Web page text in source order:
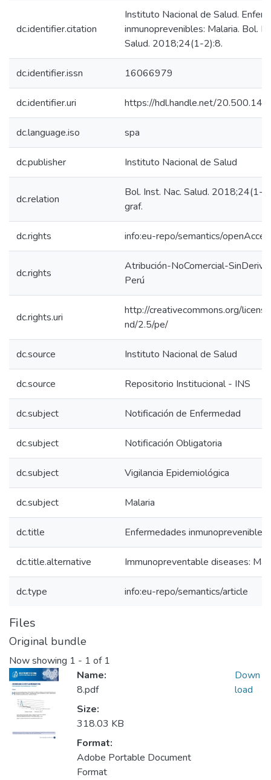
dc.identifier.citation
Instituto Nacional de Salud.
inmunoprevenibles: Malaria. Bol.
Salud. 2018;24(1-2):8.
dc.identifier.issn 16066979
dc.identifier.uri https://hdl.handle.net/
dc.language.iso spa
dc.publisher Instituto Nacional de Salud
dc.relation
Bol. Inst. Nac. Salud. 2018;24(1-
graf.
dc.rights info:eu-repo/semantics/
dc.rights
Atribución-NoComercial-
Perú
dc.rights.uri
http://creativecommons.org/
nd/2.5/pe/
dc.source Instituto Nacional de Salud
dc.source Repositorio Institucional - INS
dc.subject Notificación de Enfermedad
dc.subject Notificación Obligatoria
dc.subject Vigilancia Epidemiológica
dc.subject Malaria
dc.title Enfermedades
dc.title.alternative Immunopreventable diseases:
dc.type info:eu-repo/semantics/article
Files
Original bundle
Now showing 1 - 1 of 1
Name:
8.pdf
Size:
318.03 KB
Format:
Adobe Portable Document
Format
Down
load